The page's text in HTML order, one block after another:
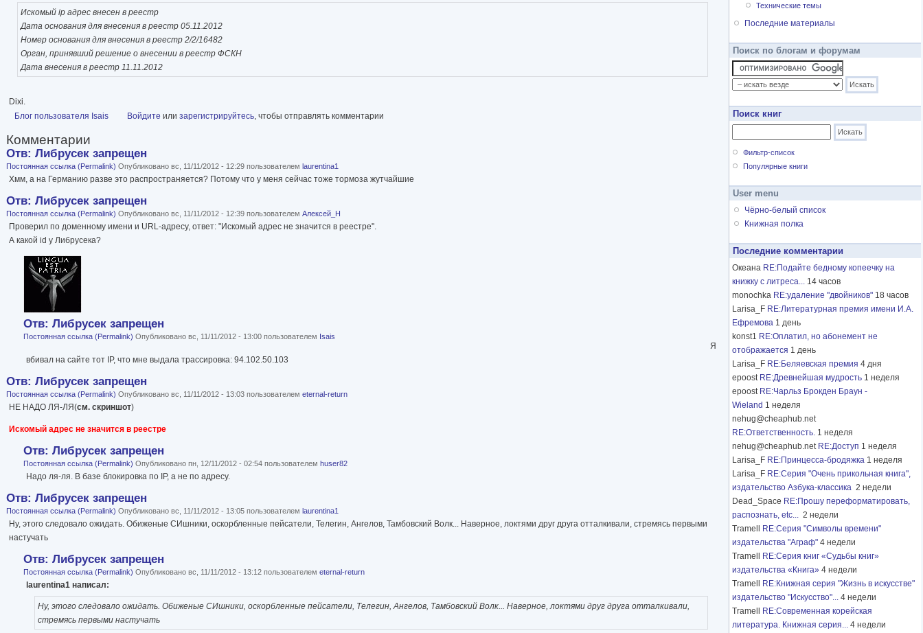
Искомый ip адрес внесен в реестр
Дата основания для внесения в реестр 05.11.2012
Номер основания для внесения в реестр 2/2/16482
Орган, принявший решение о внесении в реестр ФСКН
Дата внесения в реестр 11.11.2012
Dixi.
Блог пользователя Isais
Войдите или зарегистрируйтесь, чтобы отправлять комментарии
Комментарии
Отв: Либрусек запрещен
Постоянная ссылка (Permalink) Опубликовано вс, 11/11/2012 - 12:29 пользователем laurentina1
Хмм, а на Германию разве это распространяется? Потому что у меня сейчас тоже тормоза жутчайшие
Отв: Либрусек запрещен
Постоянная ссылка (Permalink) Опубликовано вс, 11/11/2012 - 12:39 пользователем Алексей_Н
Проверил по доменному имени и URL-адресу, ответ: "Искомый адрес не значится в реестре".
А какой id у Либрусека?
Отв: Либрусек запрещен
Постоянная ссылка (Permalink) Опубликовано вс, 11/11/2012 - 13:00 пользователем Isais
Я
вбивал на сайте тот IP, что мне выдала трассировка: 94.102.50.103
Отв: Либрусек запрещен
Постоянная ссылка (Permalink) Опубликовано вс, 11/11/2012 - 13:03 пользователем eternal-return
НЕ НАДО ЛЯ-ЛЯ(см. скриншот)
Искомый адрес не значится в реестре
Отв: Либрусек запрещен
Постоянная ссылка (Permalink) Опубликовано пн, 12/11/2012 - 02:54 пользователем huser82
Надо ля-ля. В базе блокировка по IP, а не по адресу.
Отв: Либрусек запрещен
Постоянная ссылка (Permalink) Опубликовано вс, 11/11/2012 - 13:05 пользователем laurentina1
Ну, этого следовало ожидать. Обиженые СИшники, оскорбленные пейсатели, Телегин, Ангелов, Тамбовский Волк... Наверное, локтями друг друга отталкивали, стремясь первыми
настучать
Отв: Либрусек запрещен
Постоянная ссылка (Permalink) Опубликовано вс, 11/11/2012 - 13:12 пользователем eternal-return
laurentina1 написал:
Ну, этого следовало ожидать. Обиженые СИшники, оскорбленные пейсатели, Телегин, Ангелов, Тамбовский Волк... Наверное, локтями друг друга отталкивали,
стремясь первыми настучать
Технические темы
Последние материалы
Поиск по блогам и форумам
Поиск книг
Фильтр-список
Популярные книги
User menu
Чёрно-белый список
Книжная полка
Последние комментарии
Океана RE:Подайте бедному копеечку на
книжку с литреса... 14 часов
monochka RE:удаление "двойников" 18 часов
Larisa_F RE:Литературная премия имени И.А.
Ефремова 1 день
konst1 RE:Оплатил, но абонемент не
отображается 1 день
Larisa_F RE:Беляевская премия 4 дня
epoost RE:Древнейшая мудрость 1 неделя
epoost RE:Чарльз Брокден Браун -
Wieland 1 неделя
nehug@cheaphub.net
RE:Ответственность. 1 неделя
nehug@cheaphub.net RE:Доступ 1 неделя
Larisa_F RE:Принцесса-бродяжка 1 неделя
Larisa_F RE:Серия "Очень прикольная книга",
издательство Азбука-классика 2 недели
Dead_Space RE:Прошу переформатировать,
распознать, etc... 2 недели
Tramell
RE:Серия "Символы времени"
издательства "Аграф" 4 недели
Tramell
RE:Серия книг «Судьбы книг»
издательства «Книга» 4 недели
Tramell
RE:Книжная серия "Жизнь в искусстве"
издательство "Искусство"... 4 недели
Tramell
RE:Современная корейская
литература. Книжная серия... 4 недели